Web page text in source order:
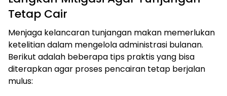
Tetap Cair
Menjaga kelancaran tunjangan makan memerlukan
ketelitian dalam mengelola administrasi bulanan.
Berikut adalah beberapa tips praktis yang bisa
diterapkan agar proses pencairan tetap berjalan
mulus: